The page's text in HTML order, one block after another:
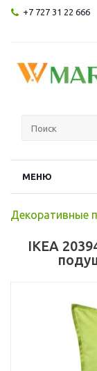
+7 727 31 22 666
МЕНЮ
Декоративные
IKEA